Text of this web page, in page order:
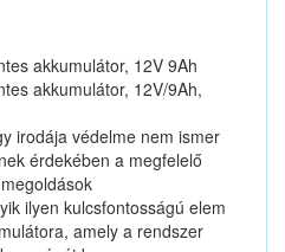
akkumulátor, 12V 9Ah
akkumulátor, 12V/9Ah,
irodája védelme nem ismer
érdekében a megfelelő
ilyen kulcsfontosságú elem
amely a rendszer